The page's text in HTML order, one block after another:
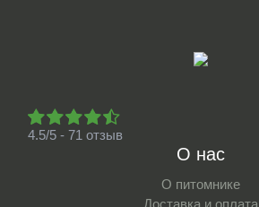
4.5/5 - 71 отзыв
О нас
О питомнике
Доставка и оплата